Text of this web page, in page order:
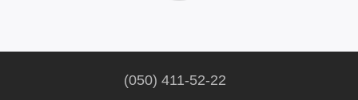
(050) 411-52-22